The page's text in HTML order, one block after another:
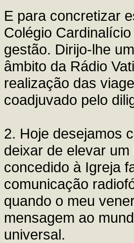
E para concretizar
Colégio
gestão. Dirijo-lhe
âmbito da Rádio
realização das
coadjuvado pelo
2. Hoje desejamos
deixar de elevar
concedido à Igreja
comunicação
quando o meu
mensagem ao
universal.